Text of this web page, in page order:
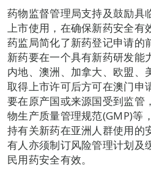
药物监督管理局支持及鼓励具
上市使用，在确保新药安全有
药监局简化了新药登记申请的
新药要在一个具有新药研发能
内地、澳洲、加拿大、欧盟、
取得上市许可后方可在澳门申
要在原产国或来源国受到监管
物生产质量管理规范(GMP)等
持有关新药在亚洲人群使用的
有人亦须制订风险管理计划及
民用药安全有效。